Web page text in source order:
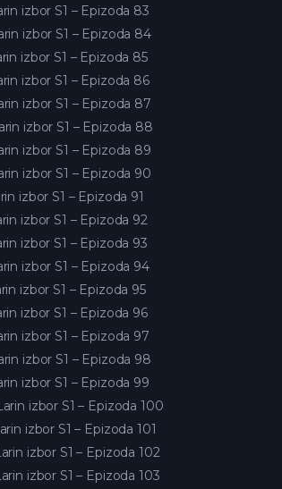
izbor S1 – Epizoda 83
izbor S1 – Epizoda 84
izbor S1 – Epizoda 85
izbor S1 – Epizoda 86
izbor S1 – Epizoda 87
izbor S1 – Epizoda 88
izbor S1 – Epizoda 89
izbor S1 – Epizoda 90
izbor S1 – Epizoda 91
izbor S1 – Epizoda 92
izbor S1 – Epizoda 93
izbor S1 – Epizoda 94
izbor S1 – Epizoda 95
izbor S1 – Epizoda 96
izbor S1 – Epizoda 97
izbor S1 – Epizoda 98
izbor S1 – Epizoda 99
izbor S1 – Epizoda 100
izbor S1 – Epizoda 101
izbor S1 – Epizoda 102
izbor S1 – Epizoda 103